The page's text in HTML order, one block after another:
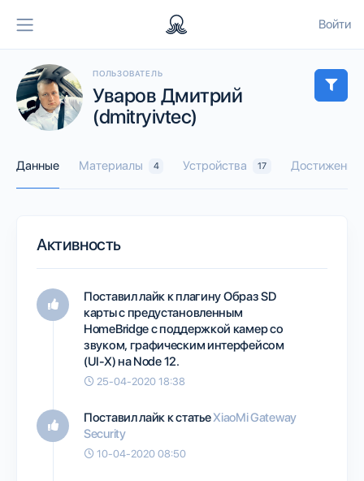
Войти
ПОЛЬЗОВАТЕЛЬ
Уваров Дмитрий
(dmitryivtec)
Данные Материалы 4 Устройства 17 Достижения
Активность
Поставил лайк к плагинуОбраз SD
карты с предустановленным
HomeBridge с поддержкой камер со
звуком, графическим интерфейсом
(UI-X) на Node 12.
25-04-2020 18:38
Поставил лайк к статьеXiaoMi Gateway
Security
10-04-2020 08:50